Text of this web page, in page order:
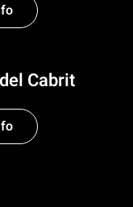
Cabrit